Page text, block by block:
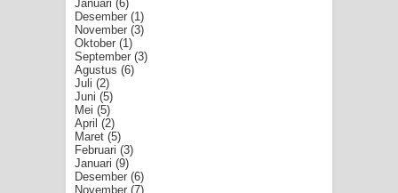
Januari (6)
Desember (1)
November (3)
Oktober (1)
September (3)
Agustus (6)
Juli (2)
Juni (5)
Mei (5)
April (2)
Maret (5)
Februari (3)
Januari (9)
Desember (6)
November (7)